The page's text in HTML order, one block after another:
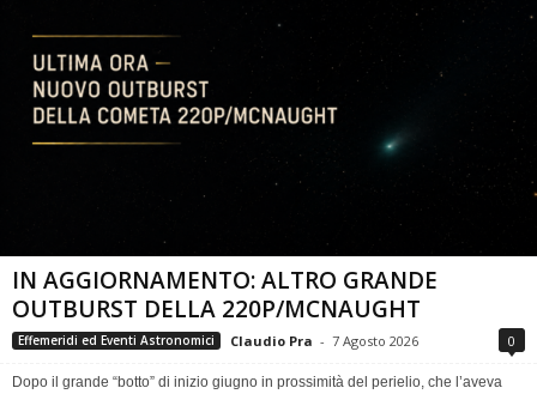
IN AGGIORNAMENTO: ALTRO GRANDE
OUTBURST DELLA 220P/MCNAUGHT
Effemeridi ed Eventi Astronomici Claudio Pra - 7 Agosto 2026 0
Dopo il grande “botto” di inizio giugno in prossimità del perielio, che l’aveva